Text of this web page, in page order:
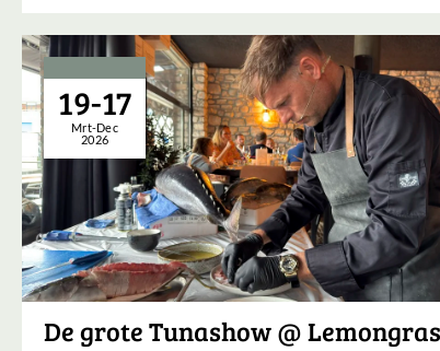
19-17
Mrt-Dec
2026
De grote Tunashow @